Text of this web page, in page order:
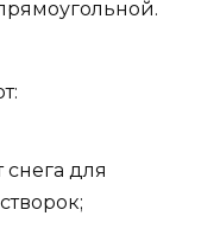
снега для